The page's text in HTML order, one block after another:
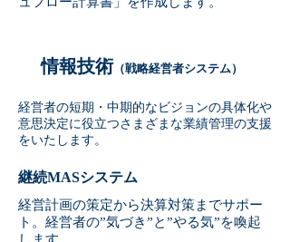
経営者の短期・中期的なビジョンの具体化や
意思決定に役立つさまざまな業績管理の支援
をいたします。
継続MASシステム
経営計画の策定から決算対策までサポー
ト。経営者の”気づき”と”やる気”を喚起
情報技術（戦略経営者システム）